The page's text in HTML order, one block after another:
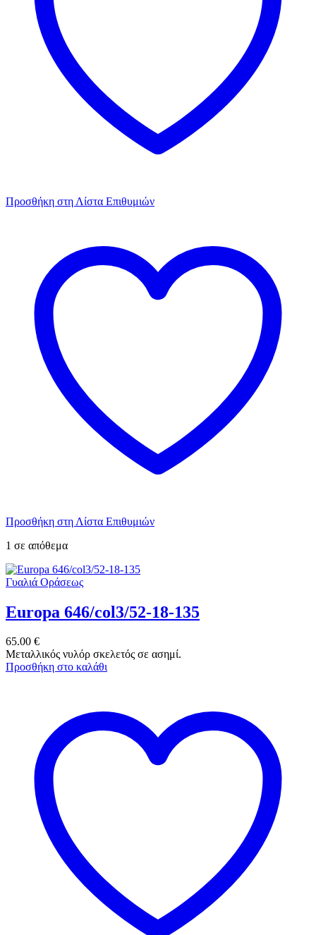
Προσθήκη στη Λίστα Επιθυμιών
Προσθήκη στη Λίστα Επιθυμιών
1 σε απόθεμα
Γυαλιά Οράσεως
Europa 646/col3/52-18-135
65.00 €
Μεταλλικός νυλόρ σκελετός σε ασημί.
Προσθήκη στο καλάθι